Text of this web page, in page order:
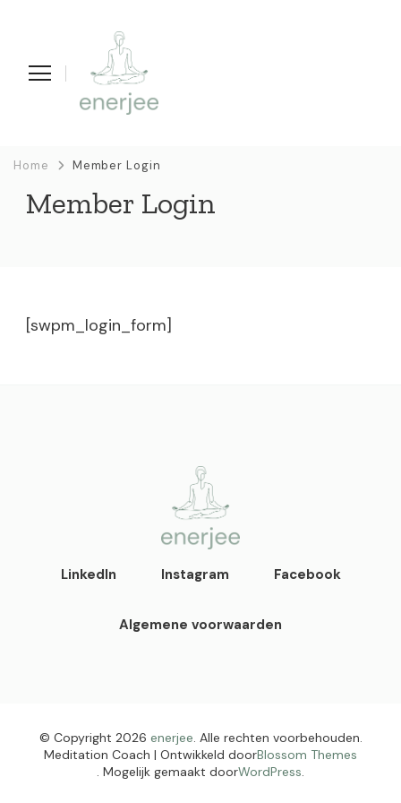
Home Member Login
Member Login
[swpm_login_form]
enerjee
LinkedIn Instagram Facebook
Algemene voorwaarden
© Copyright 2026 enerjee. Alle rechten voorbehouden.
Meditation Coach | Ontwikkeld doorBlossom Themes
. Mogelijk gemaakt doorWordPress.